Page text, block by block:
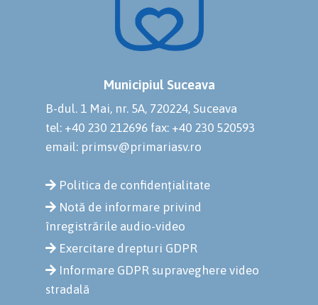
Municipiul Suceava
B-dul. 1 Mai, nr. 5A, 720224, Suceava
tel: +40 230 212696 fax: +40 230 520593
email: primsv@primariasv.ro
Politica de confidențialitate
Notă de informare privind
înregistrările audio-video
Exercitare drepturi GDPR
Informare GDPR supraveghere video
stradală